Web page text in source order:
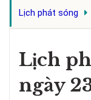
Lịch phát sóng
Lịch
ngày